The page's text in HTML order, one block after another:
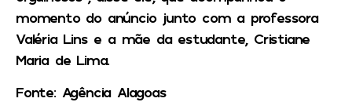
momento do anúncio junto com a professora
Valéria Lins e a mãe da estudante, Cristiane
Maria de Lima.
Fonte: Agência Alagoas